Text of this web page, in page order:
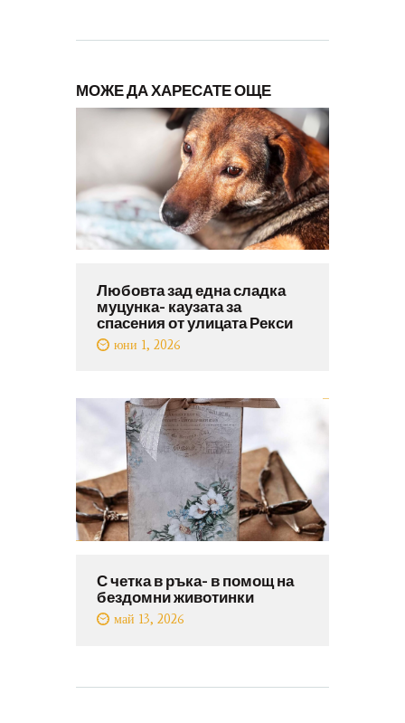
МОЖЕ ДА ХАРЕСАТЕ ОЩЕ
Любовта зад една сладка
муцунка- каузата за
спасения от улицата Рекси
юни 1, 2026
С четка в ръка- в помощ на
бездомни животинки
май 13, 2026